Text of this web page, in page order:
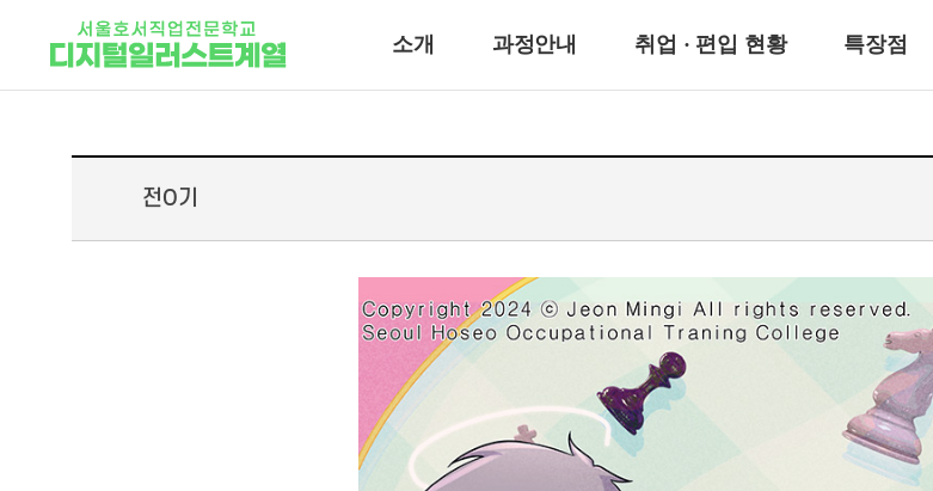
소개 과정안내 취업 · 편입 현황 특장점
전O기